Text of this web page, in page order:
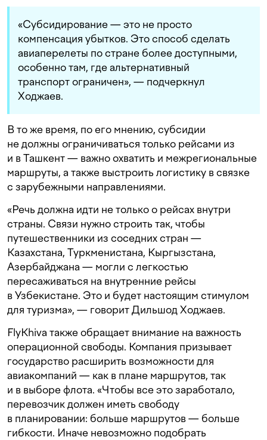
«Субсидирование — это не просто
компенсация убытков. Это способ сделать
авиаперелеты по стране более доступными,
особенно там, где альтернативный
транспорт ограничен», — подчеркнул
Ходжаев.
В то же время, по его мнению, субсидии
не должны ограничиваться только рейсами из
и в Ташкент — важно охватить и межрегиональные
маршруты, а также выстроить логистику в связке
с зарубежными направлениями.
«Речь должна идти не только о рейсах внутри
страны. Связи нужно строить так, чтобы
путешественники из соседних стран —
Казахстана, Туркменистана, Кыргызстана,
Азербайджана — могли с легкостью
пересаживаться на внутренние рейсы
в Узбекистане. Это и будет настоящим стимулом
для туризма», — говорит Дильшод Ходжаев.
FlyKhiva также обращает внимание на важность
операционной свободы. Компания призывает
государство расширить возможности для
авиакомпаний — как в плане маршрутов, так
и в выборе флота. «Чтобы все это заработало,
перевозчик должен иметь свободу
в планировании: больше маршрутов — больше
гибкости. Иначе невозможно подобрать